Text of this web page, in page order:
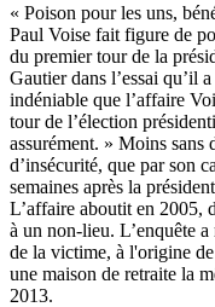
« Poison pour les uns,
Paul Voise fait figure de
du premier tour de la
Gautier dans l’essai qu’il
indéniable que l’affaire
tour de l’élection
assurément. » Moins sans
d’insécurité, que par son
semaines après la
L’affaire aboutit en 2005,
à un non-lieu. L’enquête
de la victime, à l'origine
une maison de retraite la
2013.